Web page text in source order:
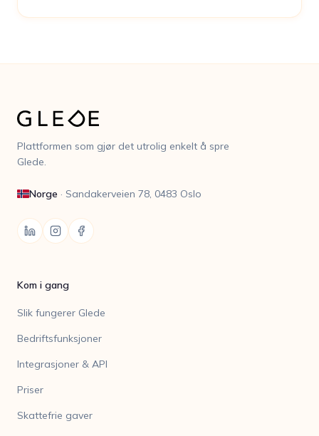
Plattformen som gjør det utrolig enkelt å spre
Glede.
Norge · Sandakerveien 78, 0483 Oslo
Kom i gang
Slik fungerer Glede
Bedriftsfunksjoner
Integrasjoner & API
Priser
Skattefrie gaver